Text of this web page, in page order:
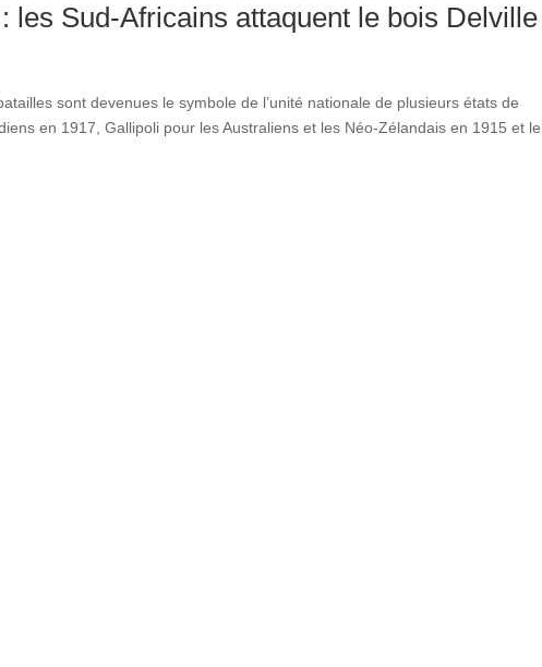
les Sud-Africains attaquent le bois Delville
sont devenues le symbole de l’unité nationale de plusieurs états de
en 1917, Gallipoli pour les Australiens et les Néo-Zélandais en 1915 et